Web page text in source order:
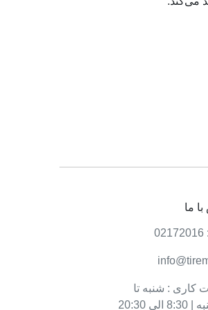
می‌کند.
ما
کاری : شنبه تا
20:30